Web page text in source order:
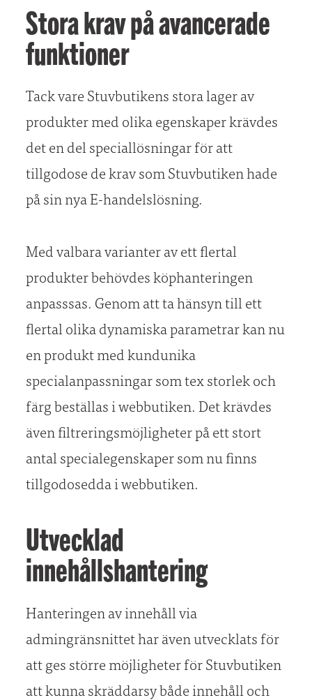
Stora krav på avancerade
funktioner
Tack vare Stuvbutikens stora lager av
produkter med olika egenskaper krävdes
det en del speciallösningar för att
tillgodose de krav som Stuvbutiken hade
på sin nya E-handelslösning.
Med valbara varianter av ett flertal
produkter behövdes köphanteringen
anpasssas. Genom att ta hänsyn till ett
flertal olika dynamiska parametrar kan nu
en produkt med kundunika
specialanpassningar som tex storlek och
färg beställas i webbutiken. Det krävdes
även filtreringsmöjligheter på ett stort
antal specialegenskaper som nu finns
tillgodosedda i webbutiken.
Utvecklad
innehållshantering
Hanteringen av innehåll via
admingränsnittet har även utvecklats för
att ges större möjligheter för Stuvbutiken
att kunna skräddarsy både innehåll och